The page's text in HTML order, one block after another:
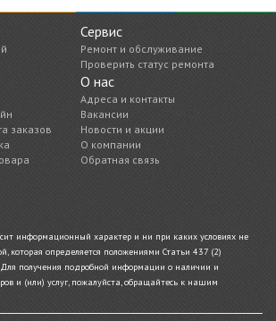
Сервис
Ремонт и обслуживание
Проверить статус ремонта
заказов
О нас
Адреса и контакты
Вакансии
Новости и акции
О компании
Обратная связь
информационный характер и ни при каких условиях не
которая определяется положениями Статьи 437 (2)
Для получения подробной информации о наличии и
и (или) услуг, пожалуйста, обращайтесь к нашим